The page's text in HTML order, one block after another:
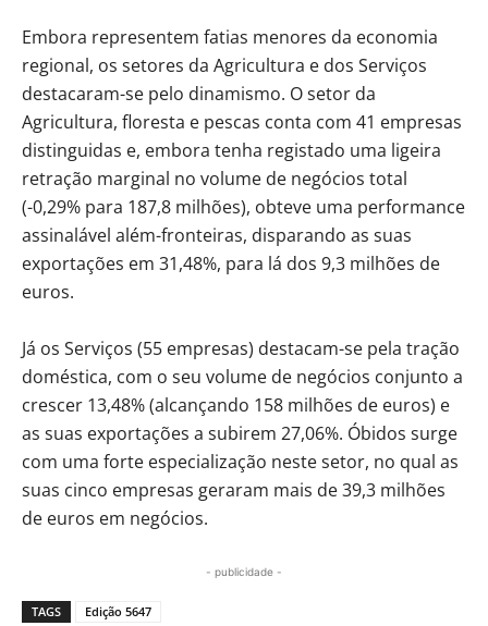
Embora representem fatias menores da economia
regional, os setores da Agricultura e dos Serviços
destacaram-se pelo dinamismo. O setor da
Agricultura, floresta e pescas conta com 41 empresas
distinguidas e, embora tenha registado uma ligeira
retração marginal no volume de negócios total
(-0,29% para 187,8 milhões), obteve uma performance
assinalável além-fronteiras, disparando as suas
exportações em 31,48%, para lá dos 9,3 milhões de
euros.
Já os Serviços (55 empresas) destacam-se pela tração
doméstica, com o seu volume de negócios conjunto a
crescer 13,48% (alcançando 158 milhões de euros) e
as suas exportações a subirem 27,06%. Óbidos surge
com uma forte especialização neste setor, no qual as
suas cinco empresas geraram mais de 39,3 milhões
de euros em negócios.
- publicidade -
TAGS Edição 5647